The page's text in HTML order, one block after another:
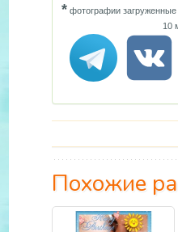
*фотографии загруженные
10
Похожие